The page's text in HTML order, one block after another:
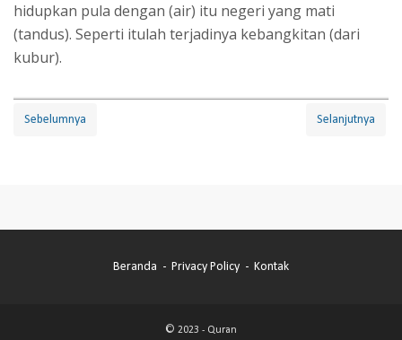
hidupkan pula dengan (air) itu negeri yang mati
(tandus). Seperti itulah terjadinya kebangkitan (dari
kubur).
Sebelumnya Selanjutnya
Beranda Privacy Policy Kontak
© 2023 - Quran